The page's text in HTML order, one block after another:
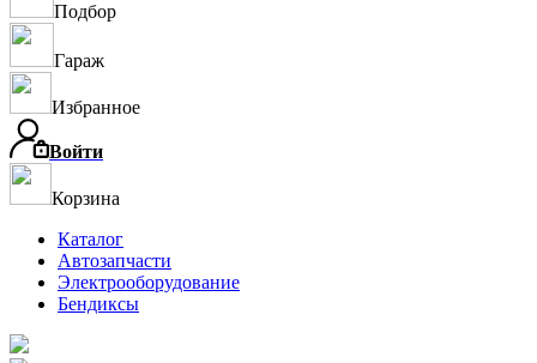
Подбор
Гараж
Избранное
Войти
Корзина
Каталог
Автозапчасти
Электрооборудование
Бендиксы